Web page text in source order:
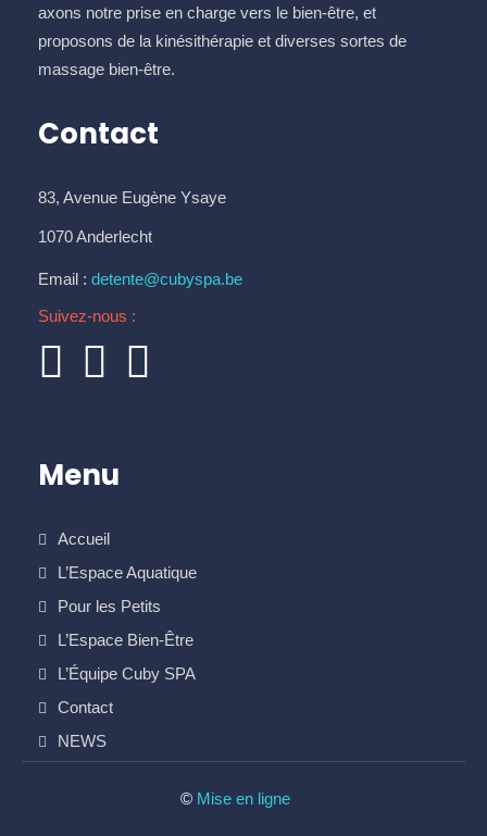
axons notre prise en charge vers le bien-être, et
proposons de la kinésithérapie et diverses sortes de
massage bien-être.
Contact
83, Avenue Eugène Ysaye
1070 Anderlecht
Email : detente@cubyspa.be
Suivez-nous :
Menu
Accueil
L’Espace Aquatique
Pour les Petits
L’Espace Bien-Être
L’Équipe Cuby SPA
Contact
NEWS
© Mise en ligne